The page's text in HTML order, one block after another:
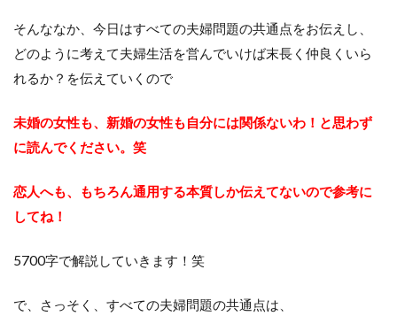
そんななか、今日はすべての夫婦問題の共通点をお伝えし、
どのように考えて夫婦生活を営んでいけば末長く仲良くいら
れるか？を伝えていくので
未婚の女性も、新婚の女性も自分には関係ないわ！と思わず
に読んでください。笑
恋人へも、もちろん通用する本質しか伝えてないので参考に
してね！
5700字で解説していきます！笑
で、さっそく、すべての夫婦問題の共通点は、